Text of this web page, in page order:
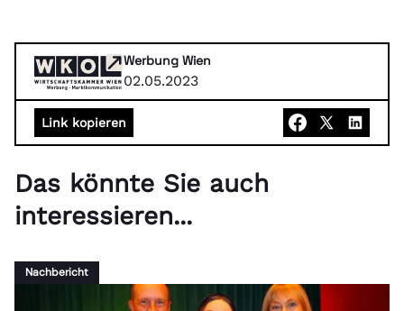
Werbung Wien
02.05.2023
Link kopieren
Das könnte Sie auch
interessieren...
Nachbericht